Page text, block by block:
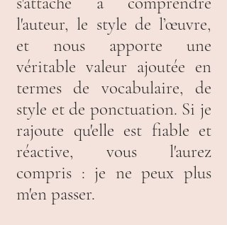
l'auteur, le style de l’œuvre,
et nous apporte une
véritable valeur ajoutée en
termes de vocabulaire, de
style et de ponctuation. Si je
rajoute qu'elle est fiable et
réactive, vous l'aurez
compris : je ne peux plus
m'en passer.